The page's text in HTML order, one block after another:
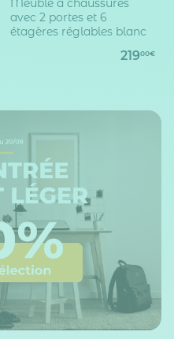
Meuble à chaussures
avec 2 portes et 6
étagères réglables blanc
21900€